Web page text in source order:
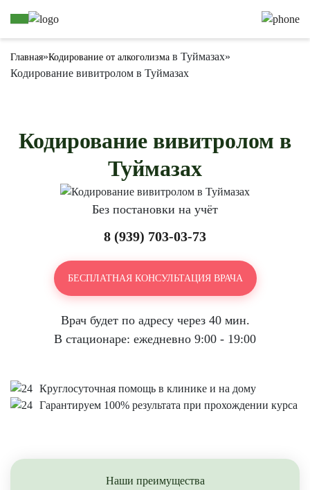
Главная»Кодирование от алкоголизма в Туймазах»
Кодирование вивитролом в Туймазах
Кодирование вивитролом в
Туймазах
Без постановки на учёт
8 (939) 703-03-73
БЕСПЛАТНАЯ КОНСУЛЬТАЦИЯ ВРАЧА
Врач будет по адресу через 40 мин.
В стационаре: ежедневно 9:00 - 19:00
Круглосуточная помощь в клинике и на дому
Гарантируем 100% результата при прохождении курса
Наши преимущества